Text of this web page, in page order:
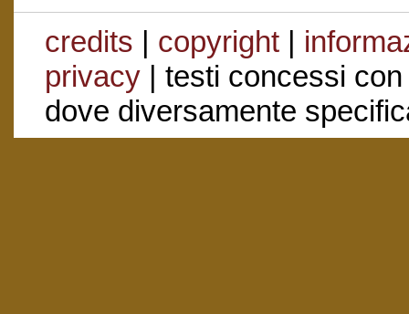
credits | copyright|
privacy| testi concessi
dove diversamente